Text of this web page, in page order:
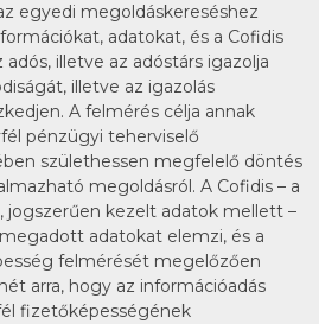
egyedi megoldáskereséshez
adatokat, és a Cofidis
illetve az adóstárs igazolja
illetve az igazolás
A felmérés célja annak
pénzügyi teherviselő
születhessen megfelelő döntés
megoldásról. A Cofidis – a
jogszerűen kezelt adatok mellett –
adatokat elemzi, és a
felmérését megelőzően
arra, hogy az információadás
fizetőképességének